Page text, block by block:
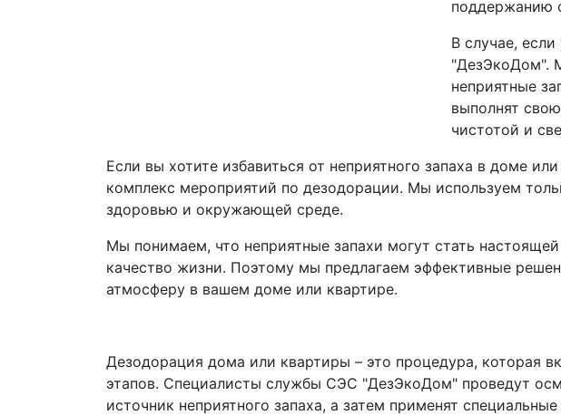
поддержанию
В случае,
"ДезЭкоДом".
неприятные
выполнят
чистотой и
Если вы хотите избавиться от неприятного запаха в доме
комплекс мероприятий по дезодорации. Мы используем
здоровью и окружающей среде.
Мы понимаем, что неприятные запахи могут стать
качество жизни. Поэтому мы предлагаем эффективные
атмосферу в вашем доме или квартире.
Дезодорация дома или квартиры – это процедура, которая
этапов. Специалисты службы СЭС "ДезЭкоДом" проведут
источник неприятного запаха, а затем применят